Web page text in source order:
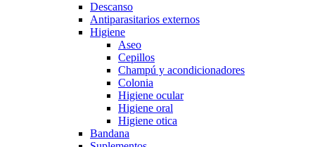
Descanso
Antiparasitarios externos
Higiene
Aseo
Cepillos
Champú y acondicionadores
Colonia
Higiene ocular
Higiene oral
Higiene otica
Bandana